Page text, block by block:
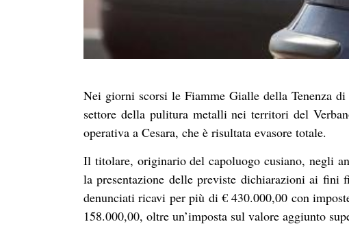
Nei giorni scorsi le Fiamme Gialle della Tenenza
settore della pulitura metalli nei territori del
operativa a Cesara, che è risultata evasore totale.
Il titolare, originario del capoluogo cusiano, negli
la presentazione delle previste dichiarazioni ai fini
denunciati ricavi per più di € 430.000,00 con
158.000,00, oltre un’imposta sul valore aggiunto